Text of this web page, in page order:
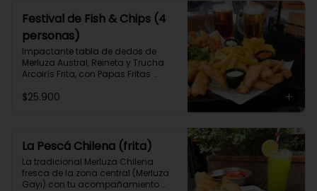
Festival de Fish & Chips (4
personas)
Impactante tabla de dedos de
Merluza Austral, Reineta y Trucha
Arcoirís Frita, con Papas Fritas
salsas caseras a elección, para 3 o
$25.900
La Pescá Chilena (frita)
La tradicional Merluza Chilena
fresca de la zona central (Merluza
Gayi) con tu acompañamiento